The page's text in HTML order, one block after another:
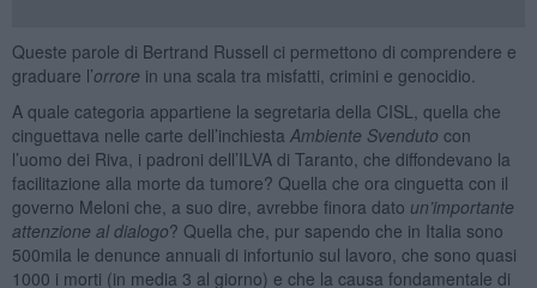
Queste parole di Bertrand Russell ci permettono di comprendere e
graduare l’orrore in una scala tra misfatti, crimini e genocidio.
A quale categoria appartiene la segretaria della CISL, quella che
cinguettava nelle carte dell’inchiesta Ambiente Svenduto con
l’uomo dei Riva, i padroni dell’ILVA di Taranto, che diffondevano la
facilitazione alla morte da tumore? Quella che ora cinguetta con il
governo Meloni che, a suo dire, avrebbe finora dato un’importante
attenzione al dialogo? Quella che, pur sapendo che in Italia sono
500mila le denunce annuali di infortunio sul lavoro, che sono quasi
1000 i morti (in media 3 al giorno) e che la causa fondamentale di